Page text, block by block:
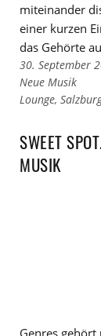
miteinander
einer kurzen
das Gehörte
30. September
Links
zu
Kategorien
Neue Musik
Links
den
Tags
Lounge,
SWEET
MUSIK
Genres